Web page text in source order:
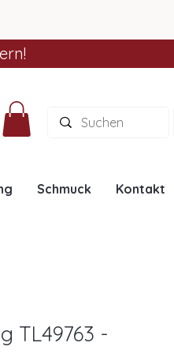
Schmuck Kontakt
TL49763 -